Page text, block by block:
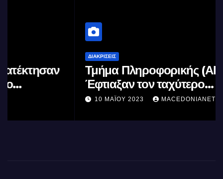
Τμήμα Πληροφορικής (ΑΠΘ) :
Έφτιαξαν τον ταχύτερο
επεξεργαστή AI στον κόσμο με τη
MACEDONIANET